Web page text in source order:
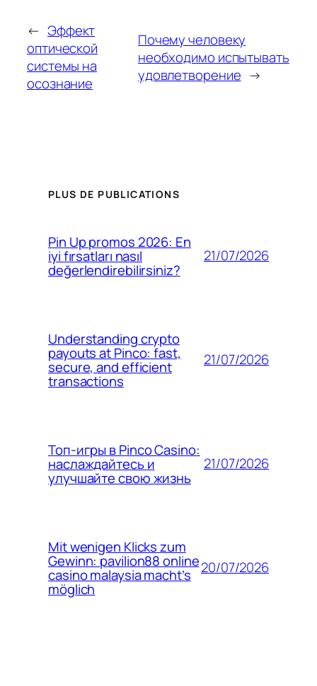
← Эффект
оптической
системы на
осознание
Почему человеку
необходимо испытывать
удовлетворение →
PLUS DE PUBLICATIONS
Pin Up promos 2026: En
iyi fırsatları nasıl
değerlendirebilirsiniz?
21/07/2026
Understanding crypto
payouts at Pinco: fast,
secure, and efficient
transactions
21/07/2026
Топ-игры в Pinco Casino:
наслаждайтесь и
улучшайте свою жизнь
21/07/2026
Mit wenigen Klicks zum
Gewinn: pavilion88 online
casino malaysia macht’s
möglich
20/07/2026